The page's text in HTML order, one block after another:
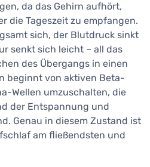
da das Gehirn aufhört,
die Tageszeit zu empfangen.
sich, der Blutdruck sinkt
senkt sich leicht – all das
des Übergangs in einen
beginnt von aktiven Beta-
Wellen umzuschalten, die
der Entspannung und
Genau in diesem Zustand ist
am fließendsten und